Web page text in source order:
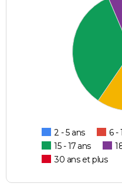
2 - 5 ans 6 -
15 - 17 ans
30 ans et plus